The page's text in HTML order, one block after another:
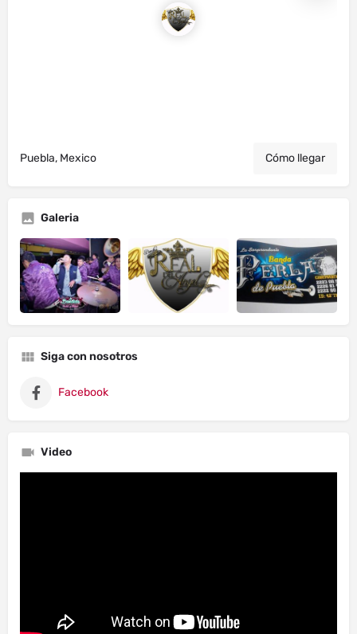
Puebla, Mexico Cómo llegar
Galeria
Siga con nosotros
Facebook
Video